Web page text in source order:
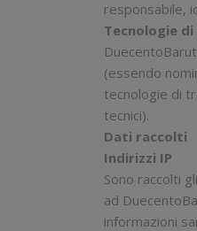
responsabile,
Tecnologie
(essendo
tecnologie di
tecnici).
Dati raccolti
Indirizzi IP
Sono raccolti
ad
informazioni